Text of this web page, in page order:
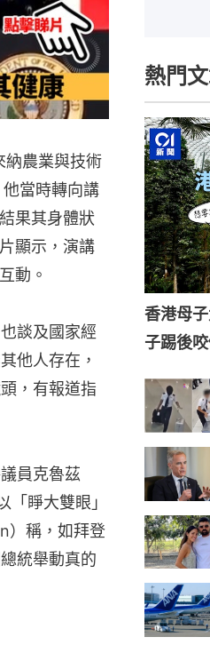
納農業與技術
當時轉向講
果其身體狀
顯示，演講
動。
談及國家經
他人存在，
，有報道指
員克魯茲
睜大雙眼」
）稱，如拜登
統舉動真的
熱門
香港母
子踢後